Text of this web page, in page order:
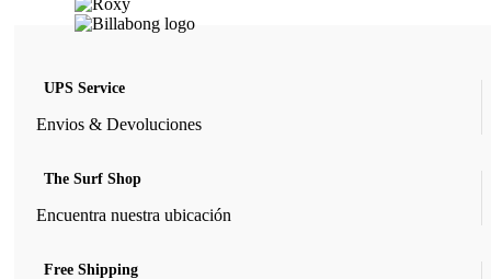
UPS Service
Envios & Devoluciones
The Surf Shop
Encuentra nuestra ubicación
Free Shipping